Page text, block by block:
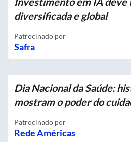
diversificada e global
Patrocinado por
Safra
Dia Nacional da Saúde:
mostram o poder do
Patrocinado por
Rede Américas